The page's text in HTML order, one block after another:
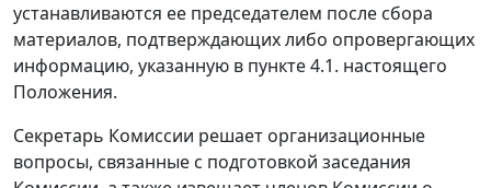
устанавливаются ее председателем после сбора
материалов, подтверждающих либо опровергающих
информацию, указанную в пункте 4.1. настоящего
Положения.
Секретарь Комиссии решает организационные
вопросы, связанные с подготовкой заседания